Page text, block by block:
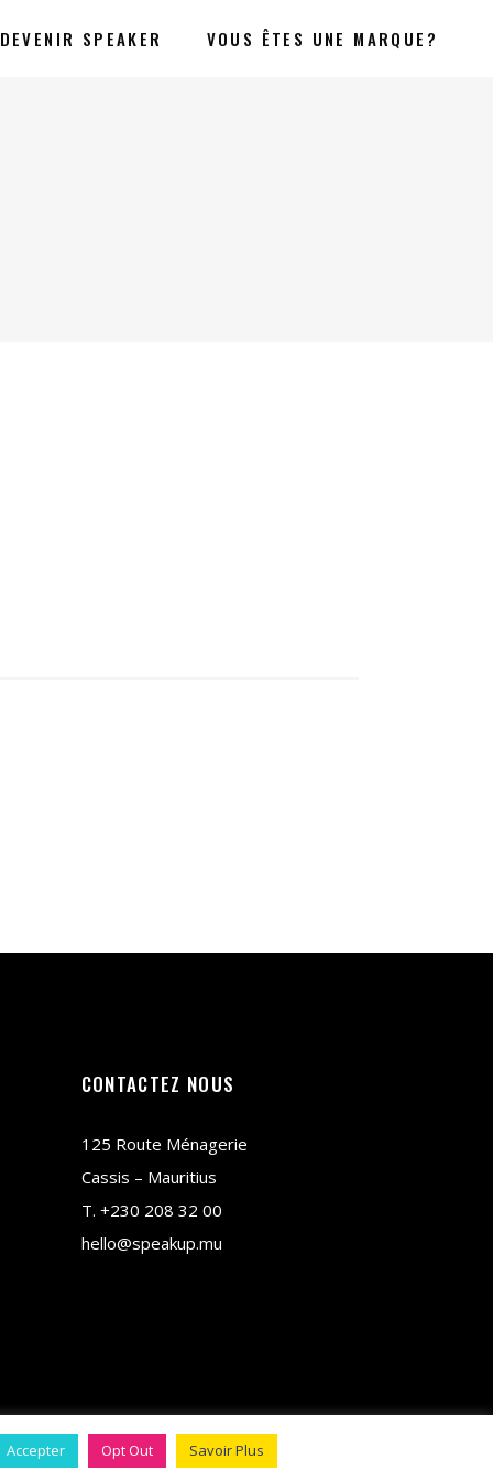
DEVENIR SPEAKER VOUS ÊTES UNE MARQUE?
CONTACTEZ NOUS
125 Route Ménagerie
Cassis – Mauritius
T. +230 208 32 00
hello@speakup.mu
copyright © 2018 M&CO
Accepter Opt Out Savoir Plus